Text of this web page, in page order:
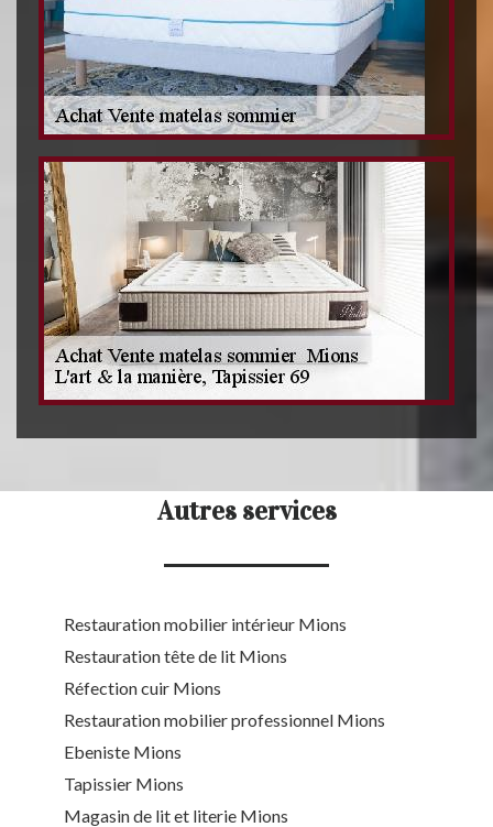
Autres services
Restauration mobilier intérieur Mions
Restauration tête de lit Mions
Réfection cuir Mions
Restauration mobilier professionnel Mions
Ebeniste Mions
Tapissier Mions
Magasin de lit et literie Mions